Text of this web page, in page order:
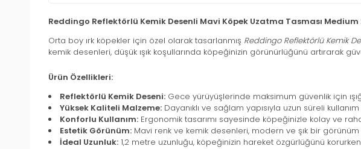
Reddingo Reflektörlü Kemik Desenli Mavi Köpek Uzatma Tasması Medium
Orta boy ırk köpekler için özel olarak tasarlanmış Reddingo Reflektörlü Kemik
kemik desenleri, düşük ışık koşullarında köpeğinizin görünürlüğünü artırarak
Ürün Özellikleri:
Reflektörlü Kemik Deseni: Gece yürüyüşlerinde maksimum güvenlik için
Yüksek Kaliteli Malzeme: Dayanıklı ve sağlam yapısıyla uzun süreli
Konforlu Kullanım: Ergonomik tasarımı sayesinde köpeğinizle kolay ve
Estetik Görünüm: Mavi renk ve kemik desenleri, modern ve şık bir görünüm
İdeal Uzunluk: 1,2 metre uzunluğu, köpeğinizin hareket özgürlüğünü